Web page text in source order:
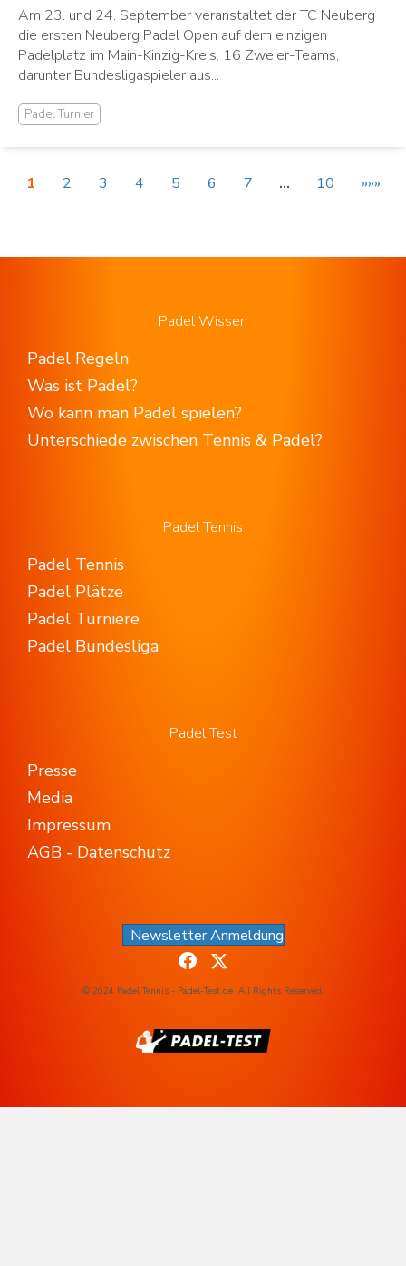
Am 23. und 24. September veranstaltet der TC Neuberg
die ersten Neuberg Padel Open auf dem einzigen
Padelplatz im Main-Kinzig-Kreis. 16 Zweier-Teams,
darunter Bundesligaspieler aus...
Padel Turnier
1 2 3 4 5 6 7 … 10 »»»
Padel Wissen
Padel Regeln
Was ist Padel?
Wo kann man Padel spielen?
Unterschiede zwischen Tennis & Padel?
Padel Tennis
Padel Tennis
Padel Plätze
Padel Turniere
Padel Bundesliga
Padel Test
Presse
Media
Impressum
AGB - Datenschutz
Newsletter Anmeldung
© 2024 Padel Tennis - Padel-Test.de. All Rights Reserved.